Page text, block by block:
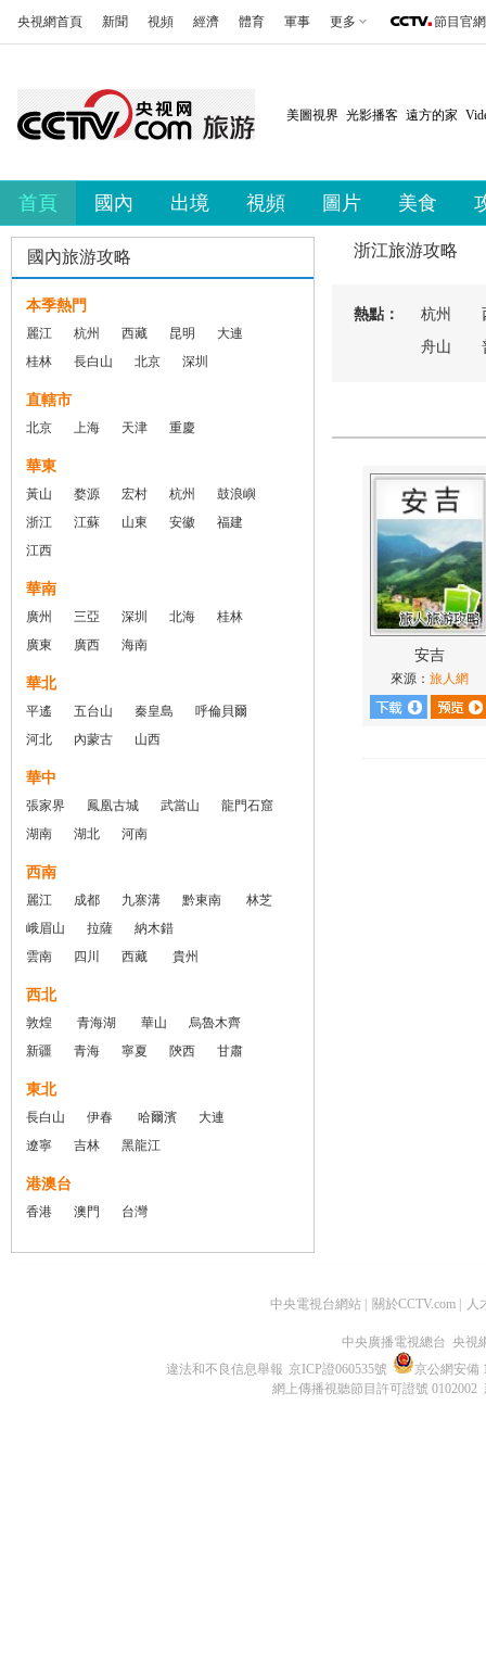
央視網首頁 新聞 視頻 經濟 體育 軍事 更多 節目官網
美圖視界 光影播客 遠方的家
首頁 國內 出境 視頻 圖片 美食
國內旅游攻略
本季熱門
麗江 杭州 西藏 昆明
大連
桂林
長白山 北京 深圳
直轄市
北京 上海 天津 重慶
華東
黃山 婺源 宏村 杭州
鼓浪嶼
浙江
江蘇 山東 安徽
福建
江西
華南
廣州 三亞 深圳 北海
桂林
廣東
廣西 海南
華北
平遙 五台山 秦皇島
呼倫貝爾
河北
內蒙古 山西
華中
張家界 鳳凰古城 武當山
龍門石窟
湖南
湖北 河南
西南
麗江 成都 九寨溝 黔東南
林芝
峨眉山
拉薩
納木錯
雲南
四川 西藏 貴州
西北
敦煌 青海湖 華山
烏魯木齊
新疆
青海 寧夏 陝西 甘肅
東北
長白山 伊春 哈爾濱
大連
遼寧
吉林 黑龍江
港澳台
香港 澳門 台灣
浙江旅游攻略
熱點： 杭州
舟山
安吉
來源： 旅人網
中央電視台網站 關於CCTV.com 人
中央廣播電視總台 央視
違法和不良信息舉報 京ICP證060535號
京公網安備
網上傳播視聽節目許可證號 0102002